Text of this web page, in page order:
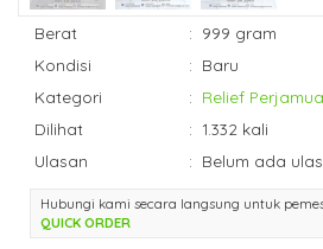
Berat : 999 gram
Kondisi
: Baru
Kategori
: Relief
Dilihat
: 1.332 kali
Ulasan
: Belum ada
Hubungi kami secara langsung untuk
QUICK ORDER